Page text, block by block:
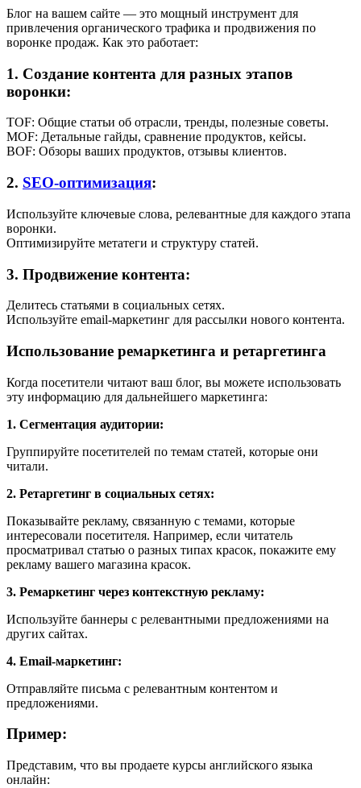
Блог на вашем сайте — это мощный инструмент для
привлечения органического трафика и продвижения по
воронке продаж. Как это работает:
1. Создание контента для разных этапов
воронки:
TOF: Общие статьи об отрасли, тренды, полезные советы.
MOF: Детальные гайды, сравнение продуктов, кейсы.
BOF: Обзоры ваших продуктов, отзывы клиентов.
2. SEO-оптимизация:
Используйте ключевые слова, релевантные для каждого этапа
воронки.
Оптимизируйте метатеги и структуру статей.
3. Продвижение контента:
Делитесь статьями в социальных сетях.
Используйте email-маркетинг для рассылки нового контента.
Использование ремаркетинга и ретаргетинга
Когда посетители читают ваш блог, вы можете использовать
эту информацию для дальнейшего маркетинга:
1. Сегментация аудитории:
Группируйте посетителей по темам статей, которые они
читали.
2. Ретаргетинг в социальных сетях:
Показывайте рекламу, связанную с темами, которые
интересовали посетителя. Например, если читатель
просматривал статью о разных типах красок, покажите ему
рекламу вашего магазина красок.
3. Ремаркетинг через контекстную рекламу:
Используйте баннеры с релевантными предложениями на
других сайтах.
4. Email-маркетинг:
Отправляйте письма с релевантным контентом и
предложениями.
Пример:
Представим, что вы продаете курсы английского языка
онлайн: